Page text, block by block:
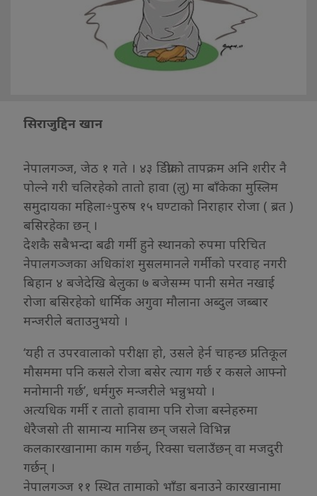
सिराजुद्दिन खान
नेपालगञ्ज, जेठ १ गते । ४३ डिग्रीको तापक्रम अनि शरीर नै
पोल्ने गरी चलिरहेको तातो हावा (लु) मा बाँकेका मुस्लिम
समुदायका महिला÷पुरुष १५ घण्टाको निराहार रोजा ( ब्रत )
बसिरहेका छन् ।
देशकै सबैभन्दा बढी गर्मी हुने स्थानको रुपमा परिचित
नेपालगञ्जका अधिकांश मुसलमानले गर्मीको परवाह नगरी
बिहान ४ बजेदेखि बेलुका ७ बजेसम्म पानी समेत नखाई
रोजा बसिरहेको धार्मिक अगुवा मौलाना अब्दुल जब्बार
मन्जरीले बताउनुभयो ।
‘यही त उपरवालाको परीक्षा हो, उसले हेर्न चाहन्छ प्रतिकूल
मौसममा पनि कसले रोजा बसेर त्याग गर्छ र कसले आफ्नो
मनोमानी गर्छ’, धर्मगुरु मन्जरीले भन्नुभयो ।
अत्यधिक गर्मी र तातो हावामा पनि रोजा बस्नेहरुमा
धेरैजसो ती सामान्य मानिस छन् जसले विभिन्न
कलकारखानामा काम गर्छन्, रिक्सा चलाउँछन् वा मजदुरी
गर्छन् ।
नेपालगञ्ज ११ स्थित तामाको भाँडा बनाउने कारखानामा